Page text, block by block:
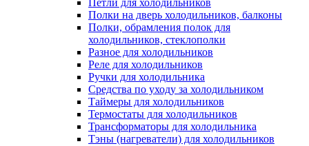
Петли для холодильников
Полки на дверь холодильников, балконы
Полки, обрамления полок для
холодильников, стеклополки
Разное для холодильников
Реле для холодильников
Ручки для холодильника
Средства по уходу за холодильником
Таймеры для холодильников
Термостаты для холодильников
Трансформаторы для холодильника
Тэны (нагреватели) для холодильников